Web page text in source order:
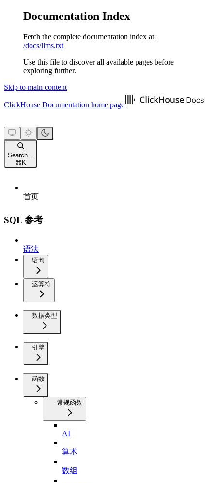
Documentation Index
Fetch the complete documentation index at:
/docs/llms.txt
Use this file to discover all available pages before
exploring further.
Skip to main content
ClickHouse Documentation home page
Search...
⌘ K
首页
SQL 参考
语法
语句
运算符
数据类型
引擎
函数
常规函数
AI
算术
数组